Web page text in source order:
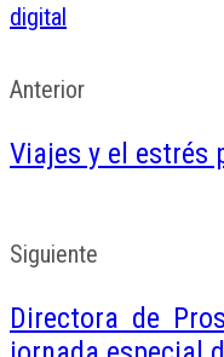
digital
Anterior
Viajes y el estrés
Siguiente
Directora de